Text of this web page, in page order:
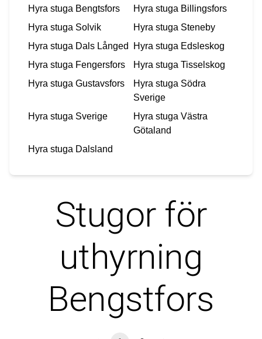
Hyra stuga Bengtsfors Hyra stuga Billingsfors
Hyra stuga Solvik Hyra stuga Steneby
Hyra stuga Dals Långed Hyra stuga Edsleskog
Hyra stuga Fengersfors Hyra stuga Tisselskog
Hyra stuga Gustavsfors Hyra stuga Södra
Sverige
Hyra stuga Sverige Hyra stuga Västra
Götaland
Hyra stuga Dalsland
Stugor för
uthyrning
Bengstfors